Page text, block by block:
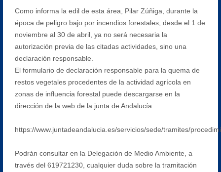
Como informa la edil de esta área, Pilar Zúñiga, durante la
época de peligro bajo por incendios forestales, desde el 1 de
noviembre al 30 de abril, ya no será necesaria la
autorización previa de las citadas actividades, sino una
declaración responsable.
El formulario de declaración responsable para la quema de
restos vegetales procedentes de la actividad agrícola en
zonas de influencia forestal puede descargarse en la
dirección de la web de la junta de Andalucía.
https://www.juntadeandalucia.es/servicios/sede/tramites/
Podrán consultar en la Delegación de Medio Ambiente, a
través del 619721230, cualquier duda sobre la tramitación